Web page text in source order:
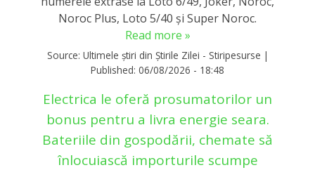
Noroc Plus, Loto 5/40 și Super Noroc.
Read more »
Source: Ultimele știri din Știrile Zilei - Stiripesurse |
Published: 06/08/2026 - 18:48
Electrica le oferă prosumatorilor un
bonus pentru a livra energie seara.
Bateriile din gospodării, chemate să
înlocuiască importurile scumpe